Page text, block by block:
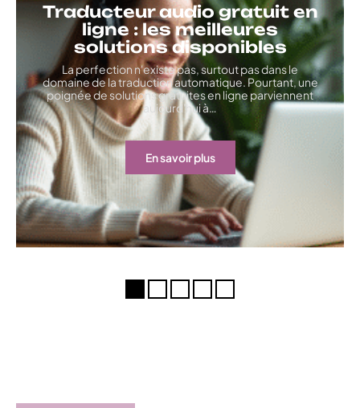
Traducteur audio gratuit en
ligne : les meilleures
solutions disponibles
La perfection n'existe pas, surtout pas dans le
domaine de la traduction automatique. Pourtant, une
poignée de solutions gratuites en ligne parviennent
aujourd'hui à…
En savoir plus